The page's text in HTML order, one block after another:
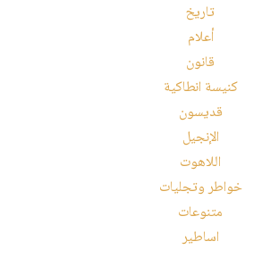
تاريخ
أعلام
قانون
كنيسة انطاكية
قديسون
الإنجيل
اللاهوت
خواطر وتجليات
متنوعات
اساطير